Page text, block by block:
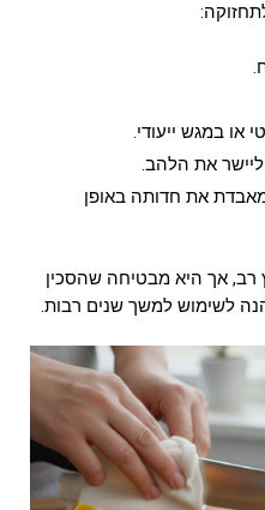
או במגש ייעודי.
את הלהב.
את חדותה באופן
רב, אך היא מבטיחה שהסכין
לשימוש למשך שנים רבות.